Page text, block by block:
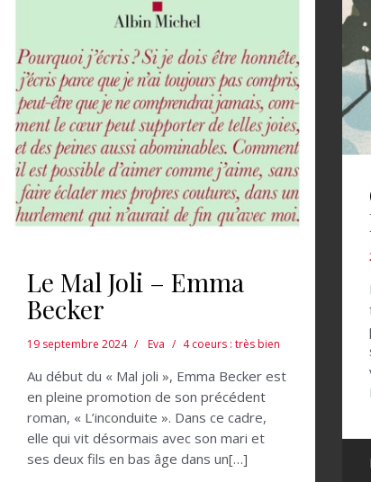
Le Mal Joli – Emma
Becker
19 septembre 2024 Eva 4 coeurs : très bien
Au début du « Mal joli », Emma Becker est
en pleine promotion de son précédent
roman, « L’inconduite ». Dans ce cadre,
elle qui vit désormais avec son mari et
ses deux fils en bas âge dans un[…]